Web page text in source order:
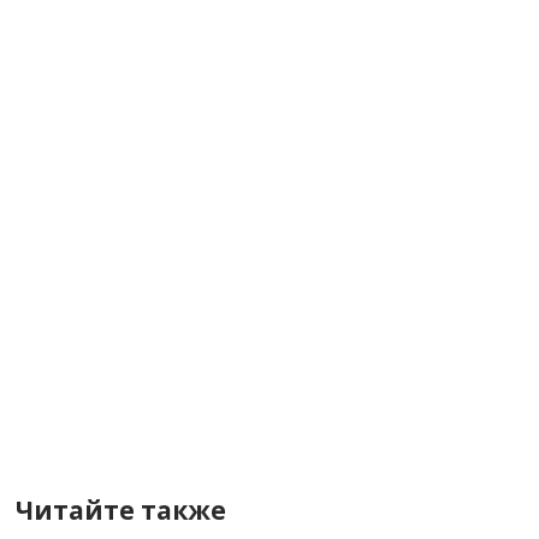
Читайте также